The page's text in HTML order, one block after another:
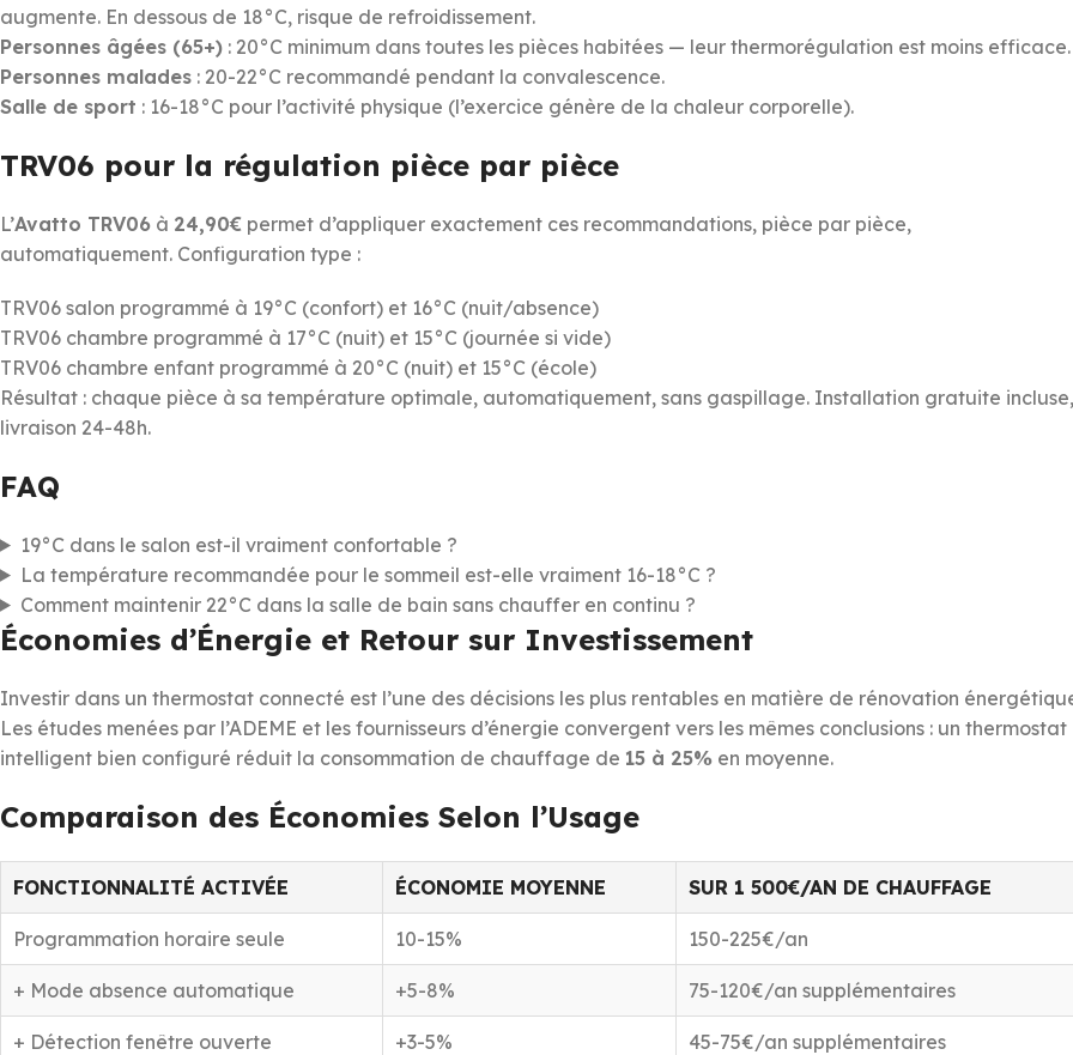
augmente. En dessous de 18°C, risque de refroidissement.
Personnes âgées (65+) : 20°C minimum dans toutes les pièces habitées — leur thermorégulation est moins efficace.
Personnes malades : 20-22°C recommandé pendant la convalescence.
Salle de sport : 16-18°C pour l’activité physique (l’exercice génère de la chaleur corporelle).
TRV06 pour la régulation pièce par pièce
L’Avatto TRV06 à 24,90€ permet d’appliquer exactement ces recommandations, pièce par pièce,
automatiquement. Configuration type :
TRV06 salon programmé à 19°C (confort) et 16°C (nuit/absence)
TRV06 chambre programmé à 17°C (nuit) et 15°C (journée si vide)
TRV06 chambre enfant programmé à 20°C (nuit) et 15°C (école)
Résultat : chaque pièce à sa température optimale, automatiquement, sans gaspillage. Installation gratuite incluse,
livraison 24-48h.
FAQ
19°C dans le salon est-il vraiment confortable ?
La température recommandée pour le sommeil est-elle vraiment 16-18°C ?
Comment maintenir 22°C dans la salle de bain sans chauffer en continu ?
Économies d’Énergie et Retour sur Investissement
Investir dans un thermostat connecté est l’une des décisions les plus rentables en matière de rénovation
Les études menées par l’ADEME et les fournisseurs d’énergie convergent vers les mêmes conclusions : un thermostat
intelligent bien configuré réduit la consommation de chauffage de 15 à 25% en moyenne.
Comparaison des Économies Selon l’Usage
FONCTIONNALITÉ ACTIVÉE ÉCONOMIE MOYENNE SUR 1 500€/AN DE CHAUFFAGE
Programmation horaire seule 10-15% 150-225€/an
+ Mode absence automatique +5-8% 75-120€/an supplémentaires
+ Détection fenêtre ouverte +3-5% 45-75€/an supplémentaires